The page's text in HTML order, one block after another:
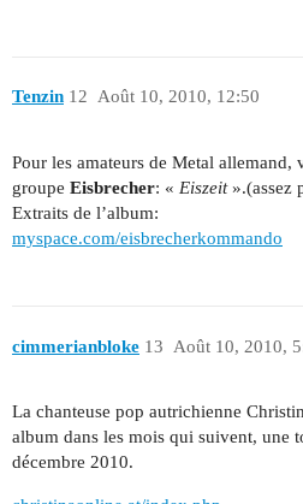
Tenzin Août 10, 2010, 12:50
12
Pour les amateurs de Metal
groupe Eisbrecher: « Eiszeit».(assez
Extraits de l’album:
myspace.com/eisbrecherkommando
cimmerianbloke Août 10, 2010,
13
La chanteuse pop autrichienne
album dans les mois qui suivent, une
décembre 2010.